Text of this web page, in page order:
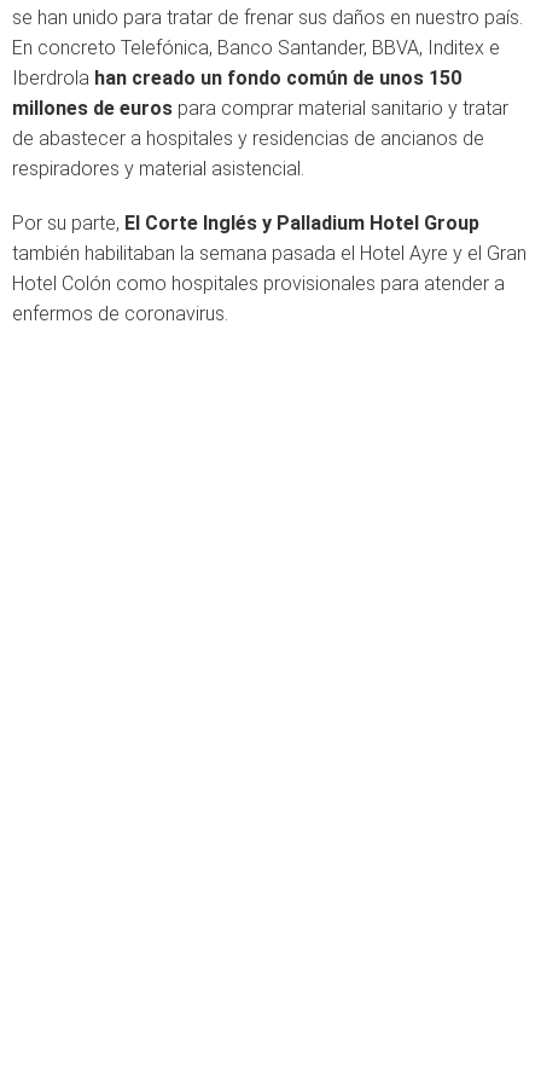
se han unido para tratar de frenar sus daños en nuestro país.
En concreto Telefónica, Banco Santander, BBVA, Inditex e
Iberdrola han creado un fondo común de unos 150
millones de euros para comprar material sanitario y tratar
de abastecer a hospitales y residencias de ancianos de
respiradores y material asistencial.
Por su parte, El Corte Inglés y Palladium Hotel Group
también habilitaban la semana pasada el Hotel Ayre y el Gran
Hotel Colón como hospitales provisionales para atender a
enfermos de coronavirus.